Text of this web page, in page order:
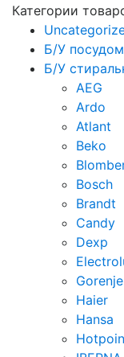
Категории
Б/У
Б/У
AEG
Ardo
Atlant
Beko
Bosch
Brandt
Candy
Dexp
Gorenje
Haier
Hansa